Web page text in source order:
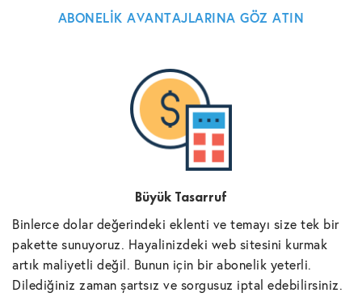
ABONELİK AVANTAJLARINA GÖZ ATIN
Büyük Tasarruf
Binlerce dolar değerindeki eklenti ve temayı size tek bir
pakette sunuyoruz. Hayalinizdeki web sitesini kurmak
artık maliyetli değil. Bunun için bir abonelik yeterli.
Dilediğiniz zaman şartsız ve sorgusuz iptal edebilirsiniz.